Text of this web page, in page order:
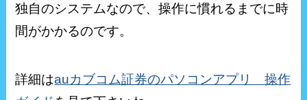
独自のシステムなので、操作に慣れるまでに時
間がかかるのです。
詳細はauカブコム証券のパソコンアプリ 操作